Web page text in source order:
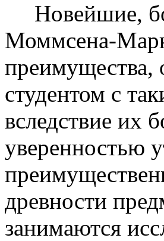
Новейшие,
Моммсена-
преимущества,
студентом с
вследствие их
уверенностью
древности
занимаются